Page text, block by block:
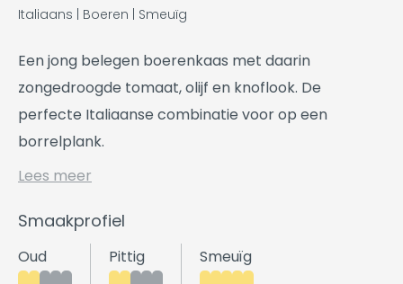
Italiaans | Boeren | Smeuïg
Een jong belegen boerenkaas met daarin
zongedroogde tomaat, olijf en knoflook. De
perfecte Italiaanse combinatie voor op een
borrelplank.
Lees meer
Smaakprofiel
Oud Pittig Smeuïg